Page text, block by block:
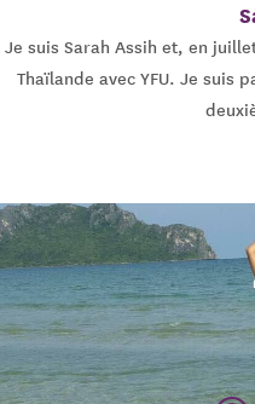
Je suis Sarah Assih et, en
Thaïlande avec YFU. Je suis